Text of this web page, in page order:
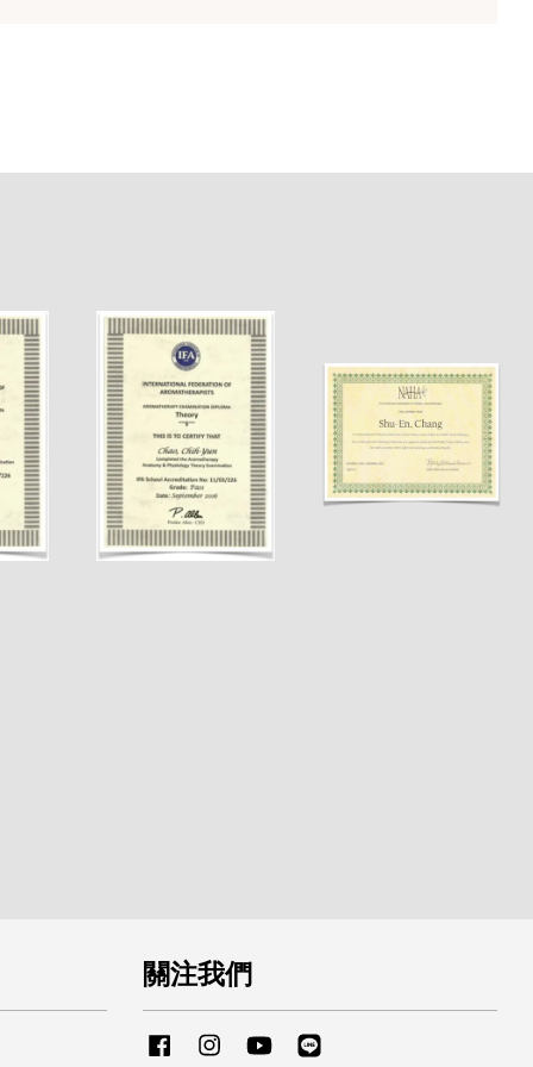
關注我們
Facebook InstagramYouTube